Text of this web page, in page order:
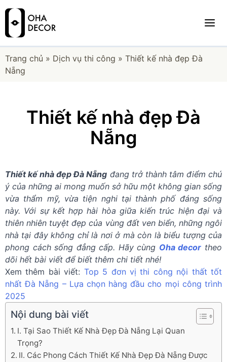
Trang chủ » Dịch vụ thi công » Thiết kế nhà đẹp Đà
Nẵng
Thiết kế nhà đẹp Đà
Nẵng
Thiết kế nhà đẹp Đà Nẵng đang trở thành tâm điểm chú
ý của những ai mong muốn sở hữu một không gian sống
vừa thẩm mỹ, vừa tiện nghi tại thành phố đáng sống
này. Với sự kết hợp hài hòa giữa kiến ​​trúc hiện đại và
thiên nhiên tuyệt đẹp của vùng đất ven biển, những ngôi
nhà tại đây không chỉ là nơi ở mà còn là biểu tượng của
phong cách sống đẳng cấp. Hãy cùng Oha decor theo
dõi hết bài viết để biết thêm chi tiết nhé!
Xem thêm bài viết: Top 5 đơn vị thi công nội thất tốt
nhất Đà Nẵng – Lựa chọn hàng đầu cho mọi công trình
2025
Nội dung bài viết
I. Tại Sao Thiết Kế Nhà Đẹp Đà Nẵng Lại Quan
Trọng?
II. Các Phong Cách Thiết Kế Nhà Đẹp Đà Nẵng Được